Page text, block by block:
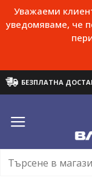
Уважаеми
уведомяваме, че
БЕЗПЛАТНА